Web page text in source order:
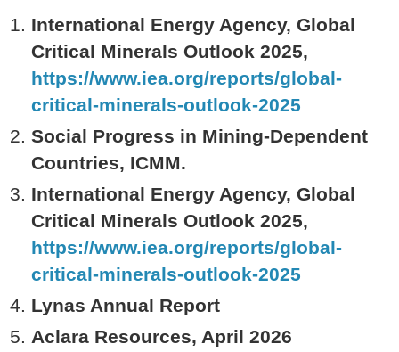
International Energy Agency, Global
Critical Minerals Outlook 2025,
https://www.iea.org/reports/global-
critical-minerals-outlook-2025
Social Progress in Mining-Dependent
Countries, ICMM.
International Energy Agency, Global
Critical Minerals Outlook 2025,
https://www.iea.org/reports/global-
critical-minerals-outlook-2025
Lynas Annual Report
Aclara Resources, April 2026